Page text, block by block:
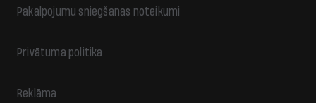
Pakalpojumu sniegšanas noteikumi
Privātuma politika
Reklāma